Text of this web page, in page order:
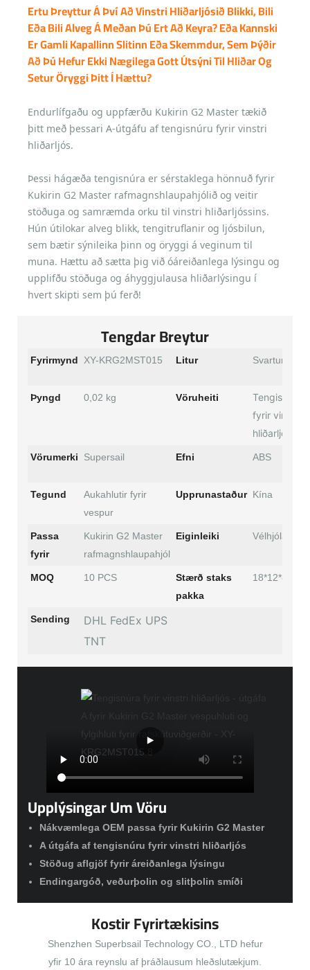
Ertu Þreyttur Á Því Að Vinstri Hliðarljósið Blikki, Bili
Eða Bili Alveg Á Meðan Þú Ert Að Keyra? Eða Kannski
Er Gamli Kapallinn Slitinn Eða Skemmdur, Sem Þýðir
Að Þú Hefur Ekki Nægilega Gott Útsýni Til Hliðar Og
Setur Öryggi Þitt Í Hættu?
Endurlífgaðu og uppfærðu Kukirin G2 Master tækið
þitt með þessari A-útgáfu af tengisnúru fyrir vinstri
hliðarljós.
Þessi hágæða tengisnúra er sérstaklega hönnuð fyrir
Kukirin G2 Master rafmagnshlaupahjólið og veitir
stöðuga og samræmda orku til vinstri hliðarljóssins.
Hún útilokar alveg blikk, tengitruflanir og ljósbilun,
sem bætir sýnileika þinn og öryggi á veginum til
muna. Hættu að sætta þig við óáreiðanlega lýsingu og
upplifðu stöðuga og áhyggjulausa hliðarlýsingu í
hvert skipti sem þú ferð!
Tengdar Breytur
Fyrirmynd XY-KRG2MST015 Litur Svartur
Þyngd 0,02 kg Vöruheiti
Tengisnúra
fyrir vinstri
hliðarljós
Vörumerki Supersail Efni ABS
Tegund
Aukahlutir fyrir
vespur
Upprunastaður Kína
Passa
fyrir
Kukirin G2 Master
rafmagnshlaupahjól
Eiginleiki Vélhjólahlutir
MOQ 10 PCS
Stærð staks
pakka
18*12*8 cm
Sending
DHL FedEx UPS
TNT
Upplýsingar Um Vöru
Nákvæmlega OEM passa fyrir Kukirin G2 Master
A útgáfa af tengisnúru fyrir vinstri hliðarljós
Stöðug aflgjöf fyrir áreiðanlega lýsingu
Endingargóð, veðurþolin og slitþolin smíði
Kostir Fyrirtækisins
Shenzhen Superbsail Technology CO., LTD hefur
yfir 10 ára reynslu af þráðlausum hleðslutækjum.